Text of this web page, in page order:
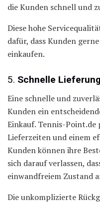
die Kunden schnell und
Diese hohe
dafür, dass Kunden
einkaufen.
5. Schnelle
Eine schnelle und
Kunden ein
Einkauf. Tennis-
Lieferzeiten und einem
Kunden können ihre
sich darauf verlassen,
einwandfreiem Zustand
Die unkomplizierte